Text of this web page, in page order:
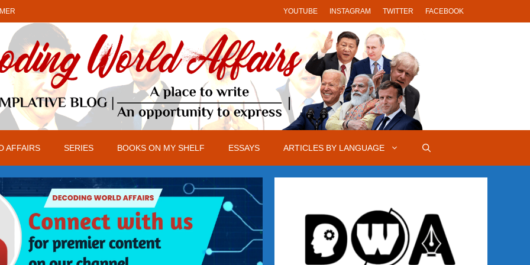
YOUTUBE INSTAGRAM TWITTER FACEBOOK
AFFAIRS SERIES BOOKS ON MY SHELF ESSAYS ARTICLES BY LANGUAGE